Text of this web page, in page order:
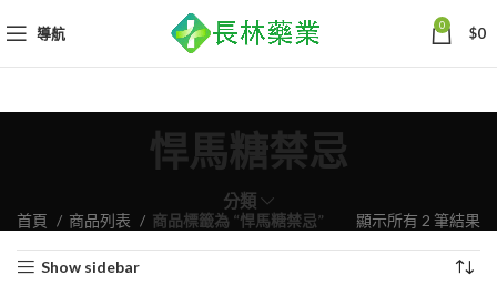
導航 0 $0
悍馬糖禁忌
分類
首頁 商品列表 商品標籤為 “悍馬糖禁忌” 顯示所有 2 筆結果
Show sidebar